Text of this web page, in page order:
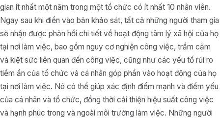
gian ít nhất một năm trong một tổ chức có ít nhất 10 nhân viên.
Ngay sau khi điền vào bản khảo sát, tất cả những người tham gia
sẽ nhận được phản hồi chi tiết về hoạt động tâm lý xã hội của họ
tại nơi làm việc, bao gồm nguy cơ nghiện công việc, trầm cảm
và kiệt sức liên quan đến công việc, cũng như các yếu tố rủi ro
tiềm ẩn của tổ chức và cá nhân góp phần vào hoạt động của họ
tại nơi làm việc. Nó có thể giúp xác định điểm mạnh và điểm yếu
của cá nhân và tổ chức, đồng thời cải thiện hiệu suất công việc
và hạnh phúc trong và ngoài môi trường làm việc. Những người